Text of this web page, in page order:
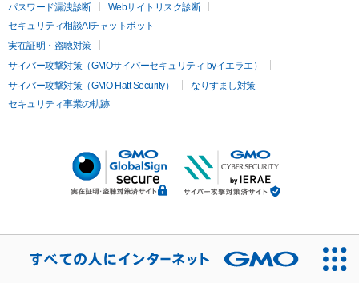
パスワード漏洩診断
Webサイトリスク診断
セキュリティ相談AIチャットボット
実在証明・盗聴対策
サイバー攻撃対策（GMOサイバーセキュリティ byイエラエ）
サイバー攻撃対策（GMO Flatt Security）
なりすまし対策
セキュリティ事業の軌跡